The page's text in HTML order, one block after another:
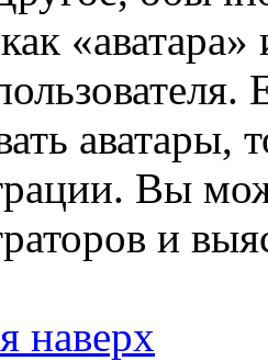
аватары,
Вы
и
наверх